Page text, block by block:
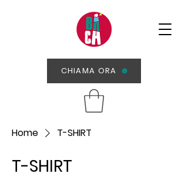
CHIAMA ORA
Home T-SHIRT
T-SHIRT